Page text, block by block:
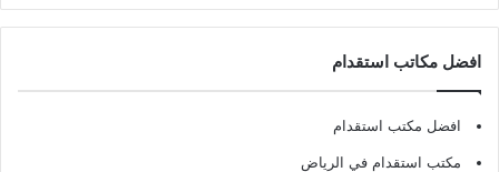
افضل مكاتب استقدام
افضل مكتب استقدام
مكتب استقدام في الرياض